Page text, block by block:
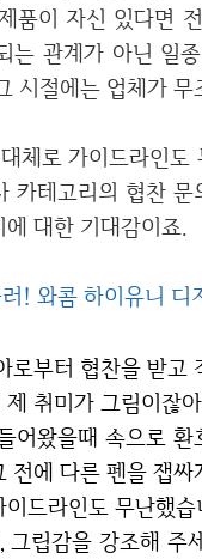
품이 자신 있다면
는 관계가 아닌 일
시절에는 업체가
카테고리의 협찬
대한 기대감이죠.
! 와콤 하이유니
취미가 그림이잖
어왔을때 속으로
전에 다른 펜을 잽
드라인도 무난했
그립감을 강조해